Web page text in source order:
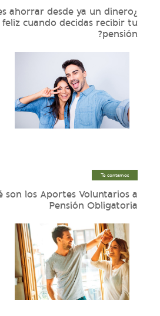
ahorrar desde ya un dinero
cuando decidas recibir tu
pensión?
Te contamos
son los Aportes Voluntarios a
Pensión Obligatoria